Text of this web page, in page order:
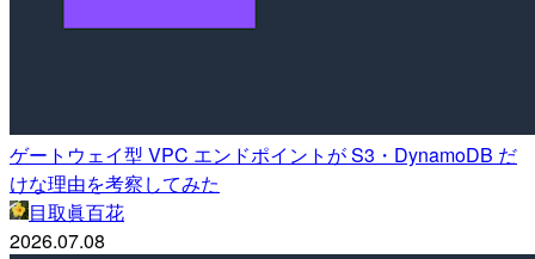
ゲートウェイ型 VPC エンドポイントが S3・DynamoDB だ
けな理由を考察してみた
目取眞百花
2026.07.08